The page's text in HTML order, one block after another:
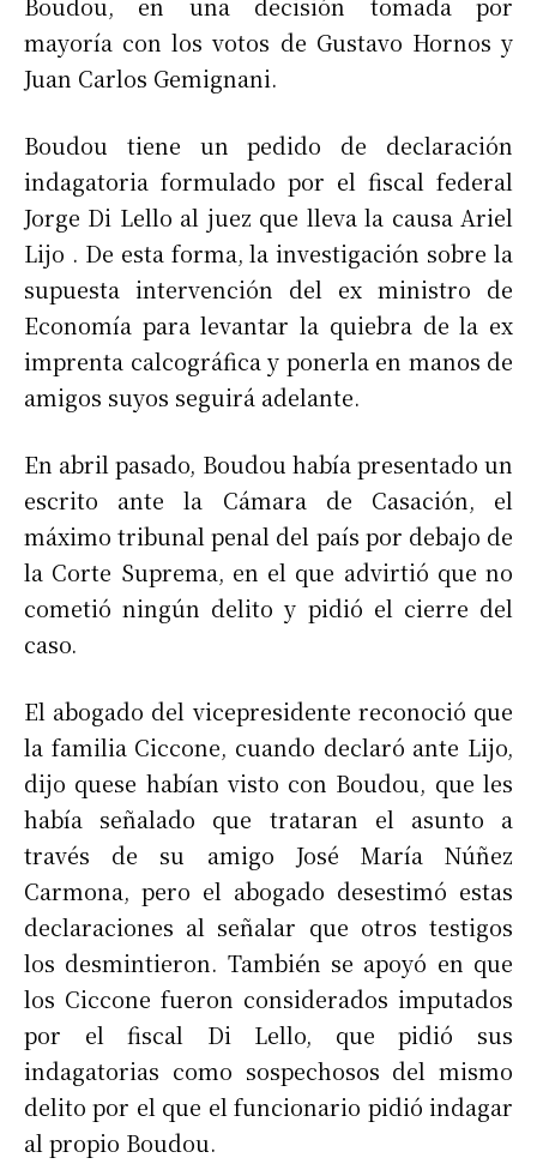
mayoría con los votos de Gustavo Hornos y
Juan Carlos Gemignani.
Boudou tiene un pedido de declaración
indagatoria formulado por el fiscal federal
Jorge Di Lello al juez que lleva la causa Ariel
Lijo . De esta forma, la investigación sobre la
supuesta intervención del ex ministro de
Economía para levantar la quiebra de la ex
imprenta calcográfica y ponerla en manos de
amigos suyos seguirá adelante.
En abril pasado, Boudou había presentado un
escrito ante la Cámara de Casación, el
máximo tribunal penal del país por debajo de
la Corte Suprema, en el que advirtió que no
cometió ningún delito y pidió el cierre del
caso.
El abogado del vicepresidente reconoció que
la familia Ciccone, cuando declaró ante Lijo,
dijo quese habían visto con Boudou, que les
había señalado que trataran el asunto a
través de su amigo José María Núñez
Carmona, pero el abogado desestimó estas
declaraciones al señalar que otros testigos
los desmintieron. También se apoyó en que
los Ciccone fueron considerados imputados
por el fiscal Di Lello, que pidió sus
indagatorias como sospechosos del mismo
delito por el que el funcionario pidió indagar
al propio Boudou.